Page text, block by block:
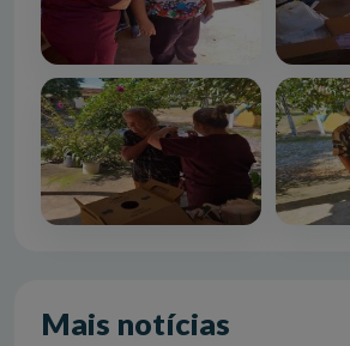
Mais notícias